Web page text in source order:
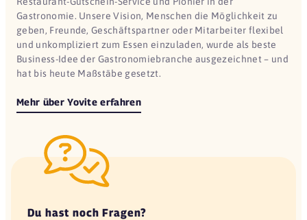
Gastronomie. Unsere Vision, Menschen die Möglichkeit zu
geben, Freunde, Geschäftspartner oder Mitarbeiter flexibel
und unkompliziert zum Essen einzuladen, wurde als beste
Business-Idee der Gastronomiebranche ausgezeichnet – und
hat bis heute Maßstäbe gesetzt.
Mehr über Yovite erfahren
Du hast noch Fragen?